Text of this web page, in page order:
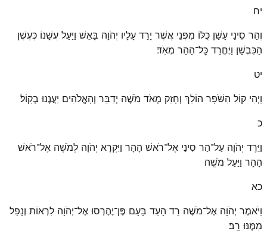
יח
וְהַר סִינַי עָשַׁן כֻּלּוֹ מִפְּנֵי אֲשֶׁר יָרַד עָלָיו יְהֹוָה בָּאֵשׁ וַיַּעַל עֲשָׁנוֹ כְּעֶשֶׁן
הַכִּבְשָׁן וַיֶּחֱרַד כׇּל־הָהָר מְאֹֽד׃
יט
וַֽיְהִי קוֹל הַשֹּׁפָר הוֹלֵךְ וְחָזֵק מְאֹד מֹשֶׁה יְדַבֵּר וְהָאֱלֹהִים יַעֲנֶנּוּ בְקֽוֹל׃
כ
וַיֵּרֶד יְהֹוָה עַל־הַר סִינַי אֶל־רֹאשׁ הָהָר וַיִּקְרָא יְהֹוָה לְמֹשֶׁה אֶל־רֹאשׁ
הָהָר וַיַּעַל מֹשֶֽׁה׃
כא
וַיֹּאמֶר יְהֹוָה אֶל־מֹשֶׁה רֵד הָעֵד בָּעָם פֶּן־יֶהֶרְסוּ אֶל־יְהֹוָה לִרְאוֹת וְנָפַל
מִמֶּנּוּ רָֽב׃